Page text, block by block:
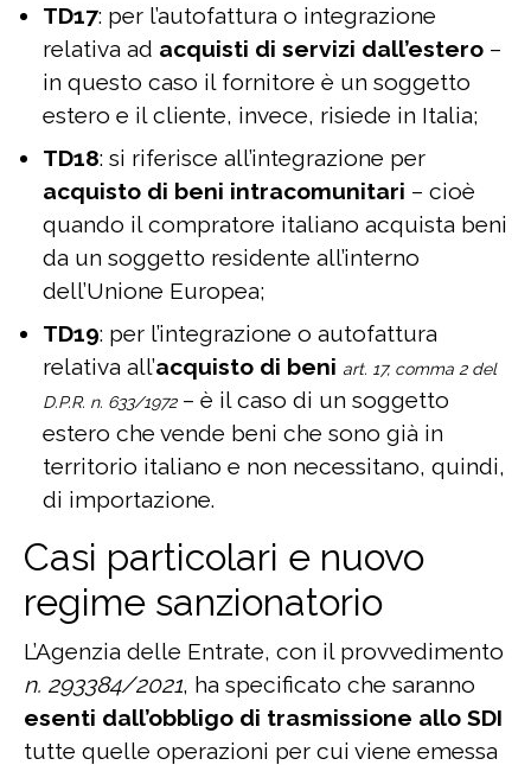
TD17: per l’autofattura o integrazione
relativa ad acquisti di servizi dall’estero –
in questo caso il fornitore è un soggetto
estero e il cliente, invece, risiede in Italia;
TD18: si riferisce all’integrazione per
acquisto di beni intracomunitari – cioè
quando il compratore italiano acquista beni
da un soggetto residente all’interno
dell’Unione Europea;
TD19: per l’integrazione o autofattura
relativa all’acquisto di beni art. 17, comma 2 del
D.P.R. n. 633/1972– è il caso di un soggetto
estero che vende beni che sono già in
territorio italiano e non necessitano, quindi,
di importazione.
Casi particolari e nuovo
regime sanzionatorio
L’Agenzia delle Entrate, con il provvedimento
n. 293384/2021, ha specificato che saranno
esenti dall’obbligo di trasmissione allo SDI
tutte quelle operazioni per cui viene emessa